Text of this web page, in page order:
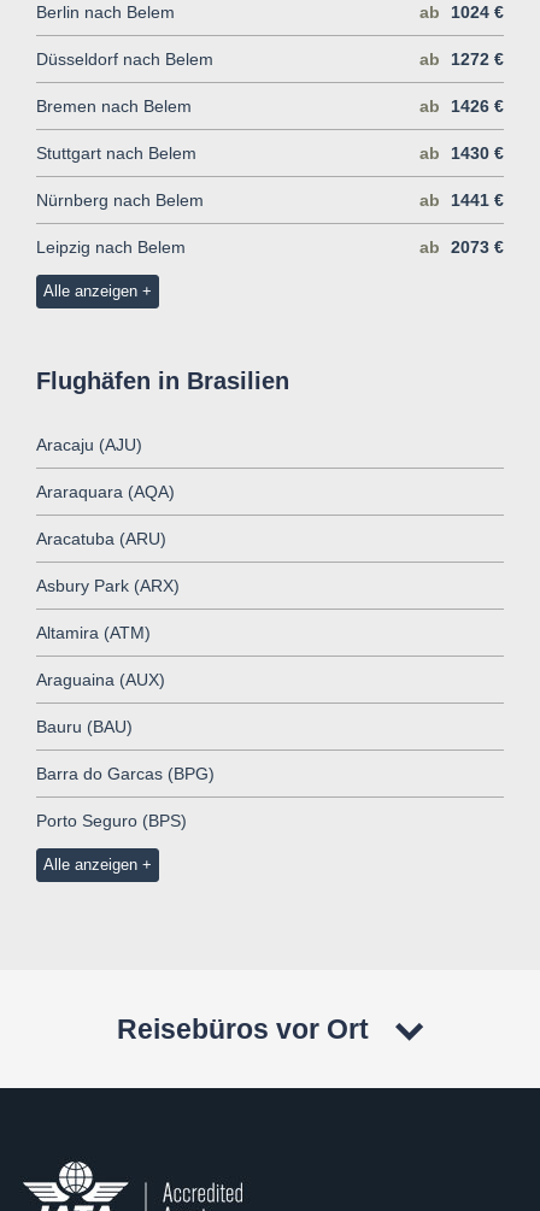
Berlin nach Belem ab 1024 €
Düsseldorf nach Belem ab 1272 €
Bremen nach Belem ab 1426 €
Stuttgart nach Belem ab 1430 €
Nürnberg nach Belem ab 1441 €
Leipzig nach Belem ab 2073 €
Alle anzeigen
Flughäfen in Brasilien
Aracaju (AJU)
Araraquara (AQA)
Aracatuba (ARU)
Asbury Park (ARX)
Altamira (ATM)
Araguaina (AUX)
Bauru (BAU)
Barra do Garcas (BPG)
Porto Seguro (BPS)
Alle anzeigen
Reisebüros vor Ort